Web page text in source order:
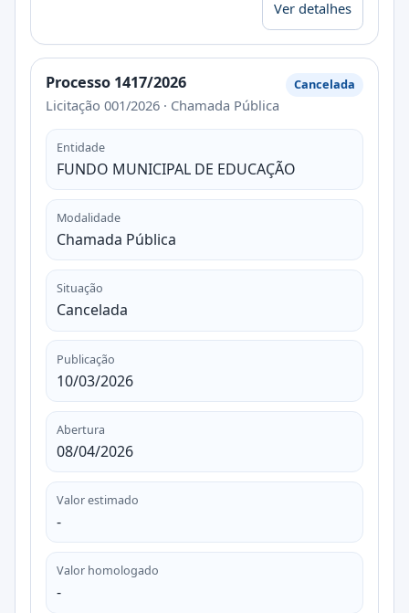
Ver detalhes
Processo 1417/2026
Licitação 001/2026 · Chamada Pública
Cancelada
Entidade
FUNDO MUNICIPAL DE EDUCAÇÃO
Modalidade
Chamada Pública
Situação
Cancelada
Publicação
10/03/2026
Abertura
08/04/2026
Valor estimado
-
Valor homologado
-